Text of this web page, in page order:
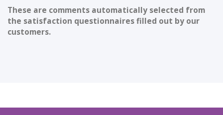
These are comments automatically selected from
the satisfaction questionnaires filled out by our
customers.